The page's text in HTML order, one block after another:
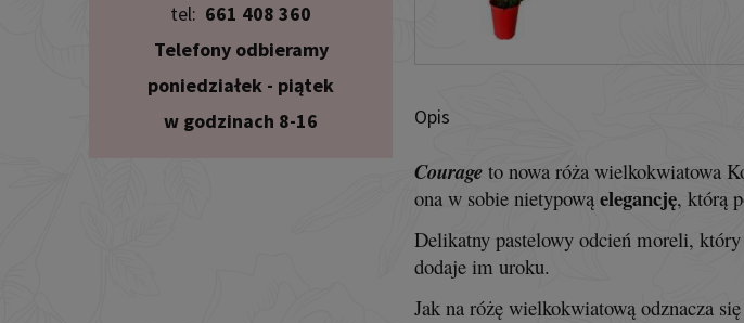
tel: 661 408 360
Telefony odbieramy
poniedziałek - piątek
w godzinach 8-16
Opis
Courage to nowa róża wielkokwiatowa
ona w sobie nietypową elegancję, którą
Delikatny pastelowy odcień moreli,
dodaje im uroku.
Jak na różę wielkokwiatową odznacza